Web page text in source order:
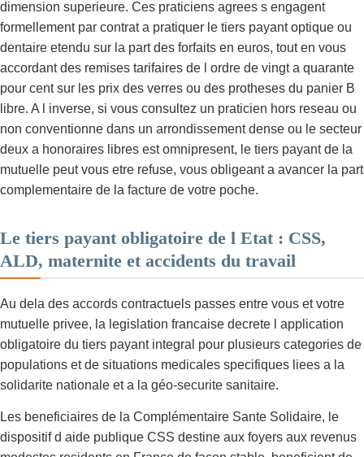
dimension superieure. Ces praticiens agrees s engagent
formellement par contrat a pratiquer le tiers payant optique ou
dentaire etendu sur la part des forfaits en euros, tout en vous
accordant des remises tarifaires de l ordre de vingt a quarante
pour cent sur les prix des verres ou des protheses du panier B
libre. A l inverse, si vous consultez un praticien hors reseau ou
non conventionne dans un arrondissement dense ou le secteur
deux a honoraires libres est omnipresent, le tiers payant de la
mutuelle peut vous etre refuse, vous obligeant a avancer la part
complementaire de la facture de votre poche.
Le tiers payant obligatoire de l Etat : CSS,
ALD, maternite et accidents du travail
Au dela des accords contractuels passes entre vous et votre
mutuelle privee, la legislation francaise decrete l application
obligatoire du tiers payant integral pour plusieurs categories de
populations et de situations medicales specifiques liees a la
solidarite nationale et a la géo-securite sanitaire.
Les beneficiaires de la Complémentaire Sante Solidaire, le
dispositif d aide publique CSS destine aux foyers aux revenus